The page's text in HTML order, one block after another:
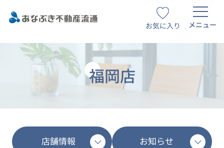
お気に入り メニュー
福岡店
店舗情報 お知らせ